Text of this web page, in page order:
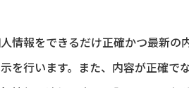
情報をできるだけ正確かつ最新の
を行います。また、内容が正確